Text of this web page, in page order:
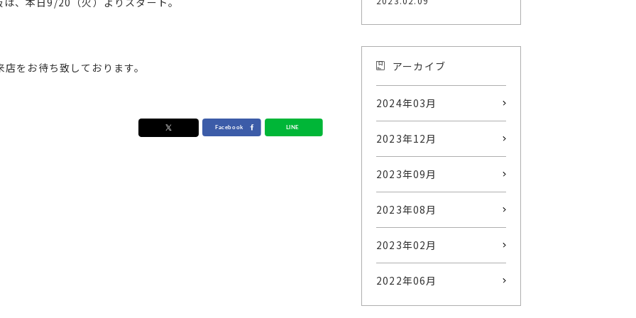
店をお待ち致しております。 アーカイブ
2024年03月
2023年12月
2023年09月
2023年08月
2023年02月
2022年06月